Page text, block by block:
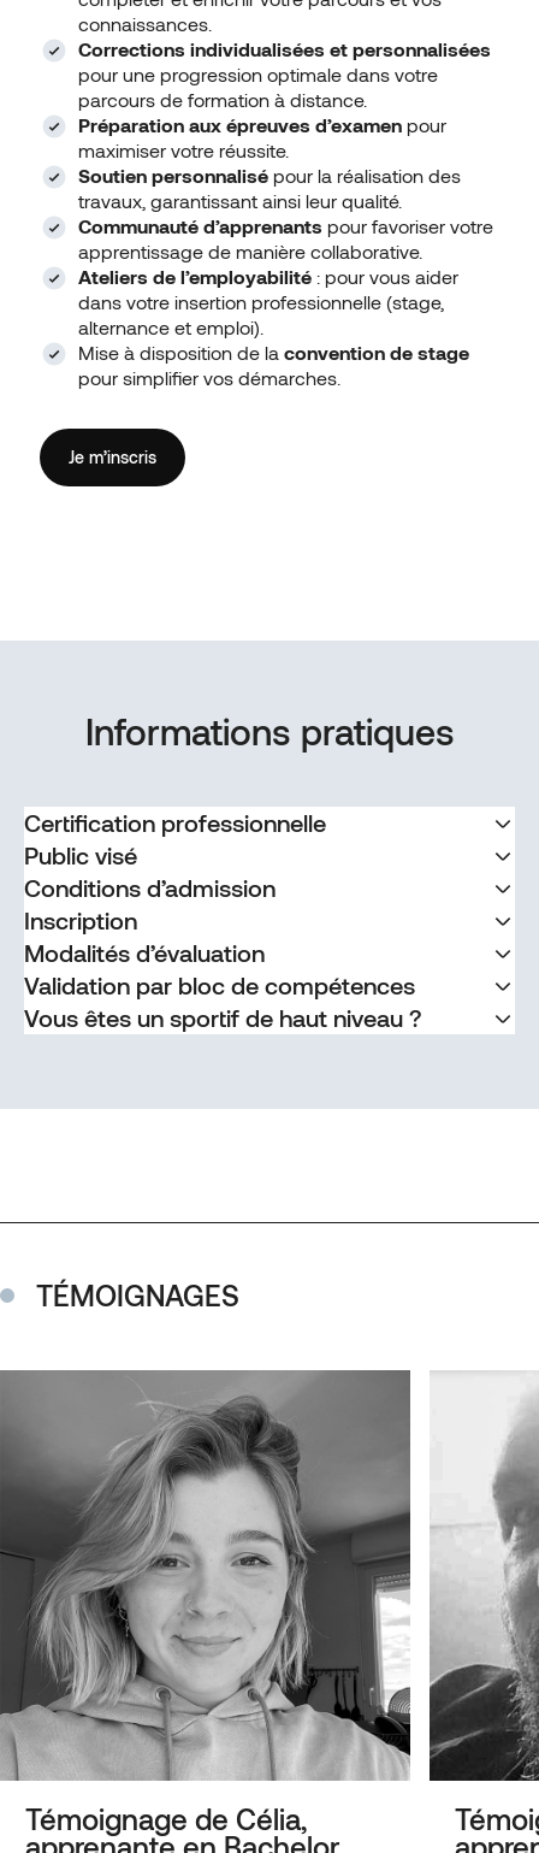
connaissances.
Corrections individualisées et personnalisées
pour une progression optimale dans votre
parcours de formation à distance.
Préparation aux épreuves d’examen pour
maximiser votre réussite.
Soutien personnalisé pour la réalisation des
travaux, garantissant ainsi leur qualité.
Communauté d’apprenants pour favoriser votre
apprentissage de manière collaborative.
Ateliers de l’employabilité : pour vous aider
dans votre insertion professionnelle (stage,
alternance et emploi).
Mise à disposition de laconvention de stage
pour simplifier vos démarches.
Je m’inscris
Informations pratiques
Certification professionnelle
Public visé
Conditions d’admission
Inscription
Modalités d’évaluation
Validation par bloc de compétences
Vous êtes un sportif de haut niveau ?
TÉMOIGNAGES
Témoignage de Célia,